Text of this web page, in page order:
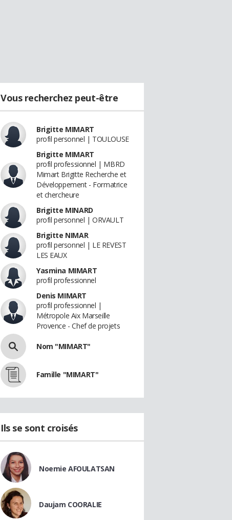
Vous recherchez peut-être
Brigitte MIMART
profil personnel | TOULOUSE
Brigitte MIMART
profil professionnel | MBRD
Mimart Brigitte Recherche et
Développement - Formatrice
et chercheure
Brigitte MINARD
profil personnel | ORVAULT
Brigitte NIMAR
profil personnel | LE REVEST
LES EAUX
Yasmina MIMART
profil professionnel
Denis MIMART
profil professionnel |
Métropole Aix Marseille
Provence - Chef de projets
Nom "MIMART"
Famille "MIMART"
Ils se sont croisés
Noemie AFOULATSAN
Daujam COORALIE